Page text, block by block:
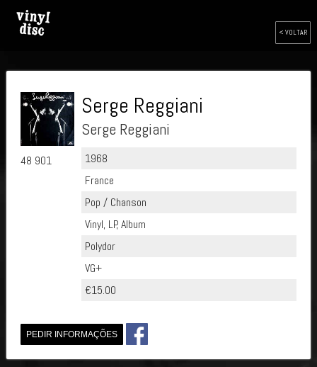
< VOLTAR
48 901
Serge Reggiani
Serge Reggiani
1968
France
Pop / Chanson
Vinyl, LP, Album
Polydor
VG+
€15.00
PEDIR INFORMAÇÕES